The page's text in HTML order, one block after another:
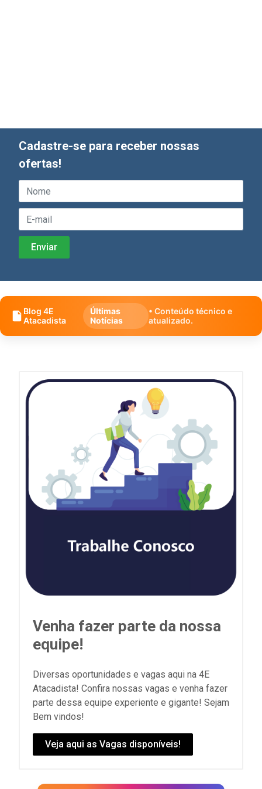
Cadastre-se para receber nossas
ofertas!
Blog 4E
Atacadista
Últimas
Notícias
• Conteúdo técnico e
atualizado.
Venha fazer parte da nossa
equipe!
Diversas oportunidades e vagas aqui na 4E
Atacadista! Confira nossas vagas e venha fazer
parte dessa equipe experiente e gigante! Sejam
Bem vindos!
Veja aqui as Vagas disponíveis!